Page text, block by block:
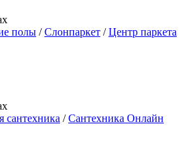
полы /Слонпаркет /Центр паркета
сантехника /Сантехника Онлайн